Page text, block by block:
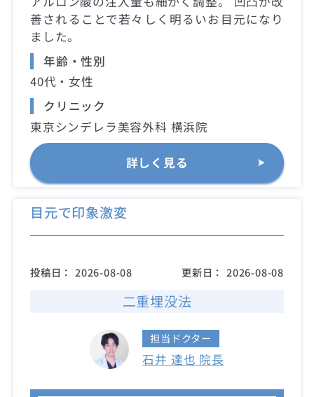
善されることで若々しく明るいお目元になり
ました。
年齢・性別
40代・女性
クリニック
東京シンデレラ美容外科 横浜院
詳しく見る
目元で印象激変
投稿日： 2026-08-08 更新日： 2026-08-08
二重埋没法
担当ドクター
石井 達也 院長